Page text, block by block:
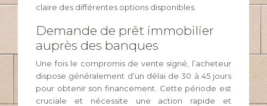
claire des différentes options disponibles.
Demande de prêt immobilier
auprès des banques
Une fois le compromis de vente signé, l’acheteur
dispose généralement d’un délai de 30 à 45 jours
pour obtenir son financement. Cette période est
cruciale et nécessite une action rapide et